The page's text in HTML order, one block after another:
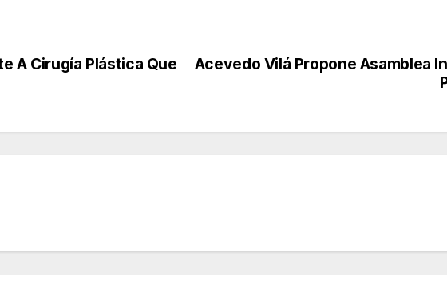
Acevedo Vilá Propone Asamblea
A Cirugía Plástica Que